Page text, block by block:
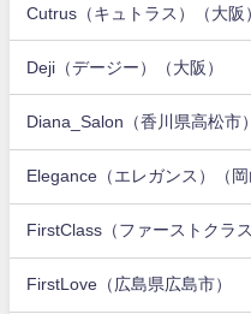
Cutrus（キュトラス）（大阪
Deji（デージー）（大阪）
Diana_Salon（香川県高松市）
Elegance（エレガンス）（岡
FirstClass（ファーストクラ
FirstLove（広島県広島市）